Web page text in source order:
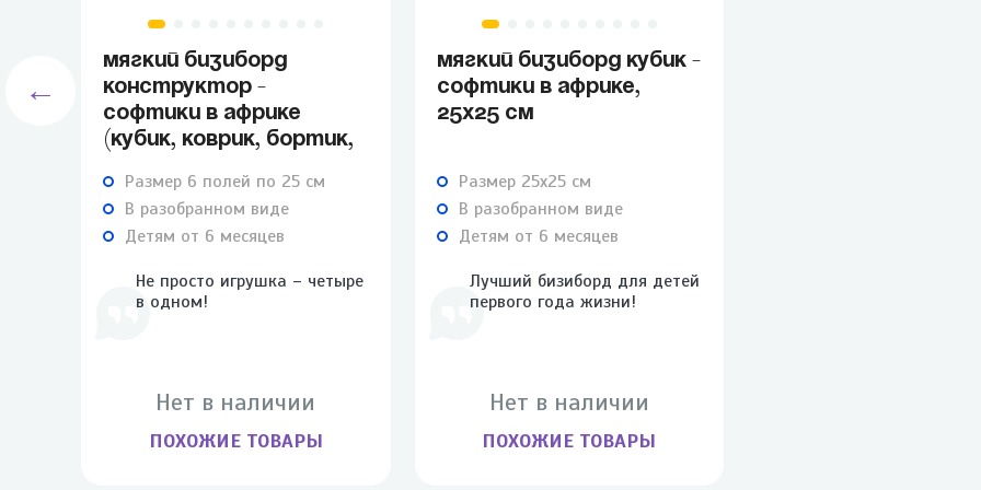
МЯГКИЙ БИЗИБОРД
КОНСТРУКТОР -
СОФТИКИ В АФРИКЕ
(КУБИК, КОВРИК, БОРТИК,
Размер 6 полей по 25 см
В разобранном виде
Детям от 6 месяцев
Не просто игрушка – четыре
в одном!
Нет в наличии
ПОХОЖИЕ ТОВАРЫ
МЯГКИЙ БИЗИБОРД КУБИК -
СОФТИКИ В АФРИКЕ,
25Х25 СМ
Размер 25х25 см
В разобранном виде
Детям от 6 месяцев
Лучший бизиборд для детей
первого года жизни!
Нет в наличии
ПОХОЖИЕ ТОВАРЫ
←